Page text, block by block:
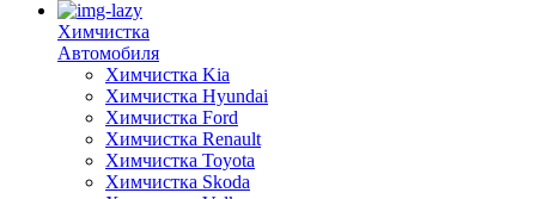
Химчистка
Автомобиля
Химчистка Kia
Химчистка Hyundai
Химчистка Ford
Химчистка Renault
Химчистка Toyota
Химчистка Skoda